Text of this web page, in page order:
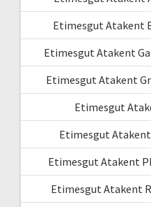
Etimesgut Atakent
Etimesgut Atakent
Etimesgut Atakent
Etimesgut
Etimesgut
Etimesgut Atakent
Etimesgut Atakent